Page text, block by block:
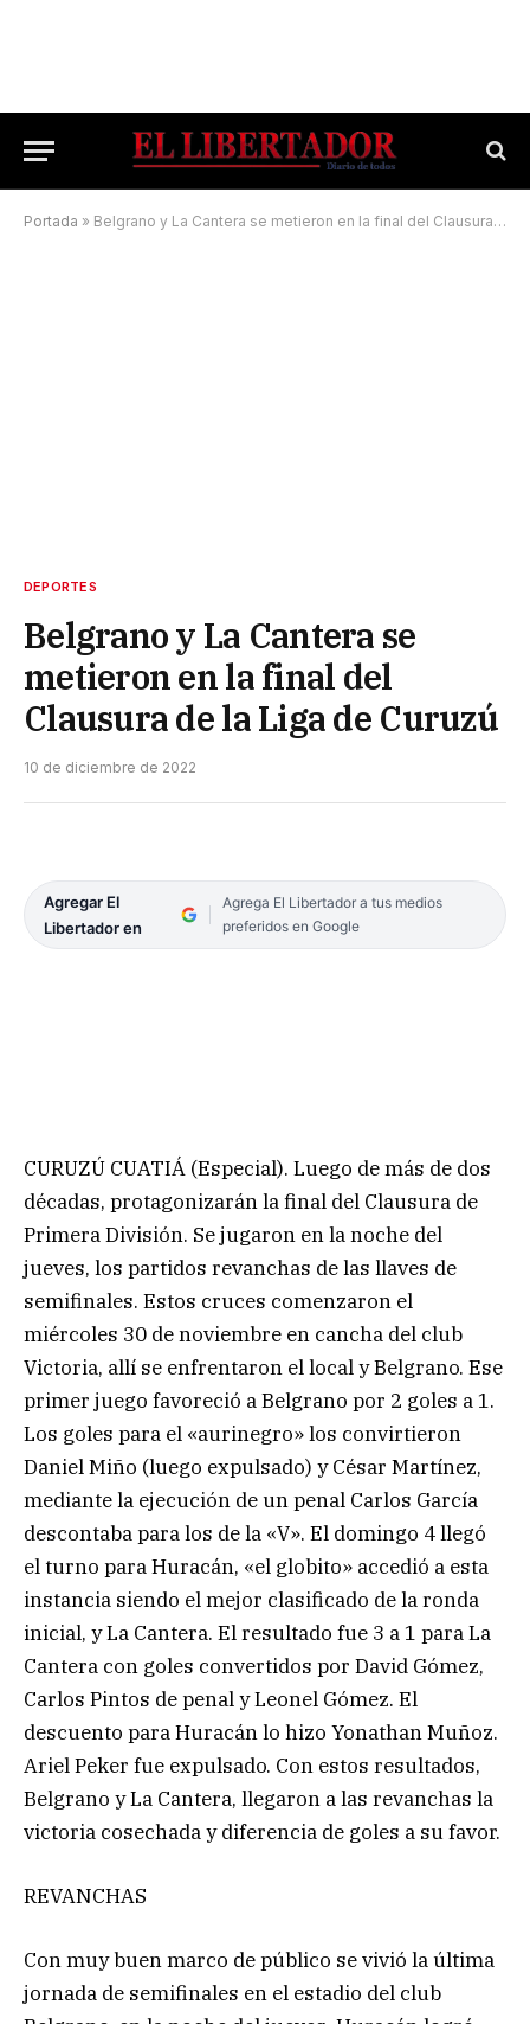
Portada » Belgrano y La Cantera se metieron en la final del Clausura de la Liga de Curuzú
DEPORTES
Belgrano y La Cantera se
metieron en la final del
Clausura de la Liga de Curuzú
10 de diciembre de 2022
Agregar El
Libertador en
Agrega El Libertador a tus medios
preferidos en Google
CURUZÚ CUATIÁ (Especial). Luego de más de dos
décadas, protagonizarán la final del Clausura de
Primera División. Se jugaron en la noche del
jueves, los partidos revanchas de las llaves de
semifinales. Estos cruces comenzaron el
miércoles 30 de noviembre en cancha del club
Victoria, allí se enfrentaron el local y Belgrano. Ese
primer juego favoreció a Belgrano por 2 goles a 1.
Los goles para el «aurinegro» los convirtieron
Daniel Miño (luego expulsado) y César Martínez,
mediante la ejecución de un penal Carlos García
descontaba para los de la «V». El domingo 4 llegó
el turno para Huracán, «el globito» accedió a esta
instancia siendo el mejor clasificado de la ronda
inicial, y La Cantera. El resultado fue 3 a 1 para La
Cantera con goles convertidos por David Gómez,
Carlos Pintos de penal y Leonel Gómez. El
descuento para Huracán lo hizo Yonathan Muñoz.
Ariel Peker fue expulsado. Con estos resultados,
Belgrano y La Cantera, llegaron a las revanchas la
victoria cosechada y diferencia de goles a su favor.
REVANCHAS
Con muy buen marco de público se vivió la última
jornada de semifinales en el estadio del club